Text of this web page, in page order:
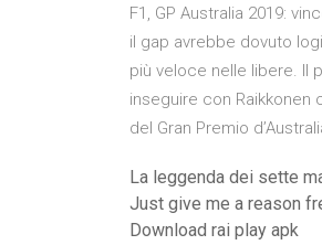
F1, GP Australia 2019:
il gap avrebbe dovuto
più veloce nelle libere. Il
inseguire con Raikkonen
del Gran Premio
La leggenda dei sette
Just give me a reason
Download rai play apk